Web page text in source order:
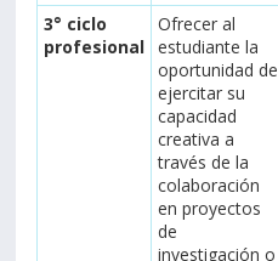
3° ciclo
profesional
Ofrecer al
estudiante la
oportunidad de
ejercitar su
capacidad
creativa a
través de la
colaboración
en proyectos
de
investigación o